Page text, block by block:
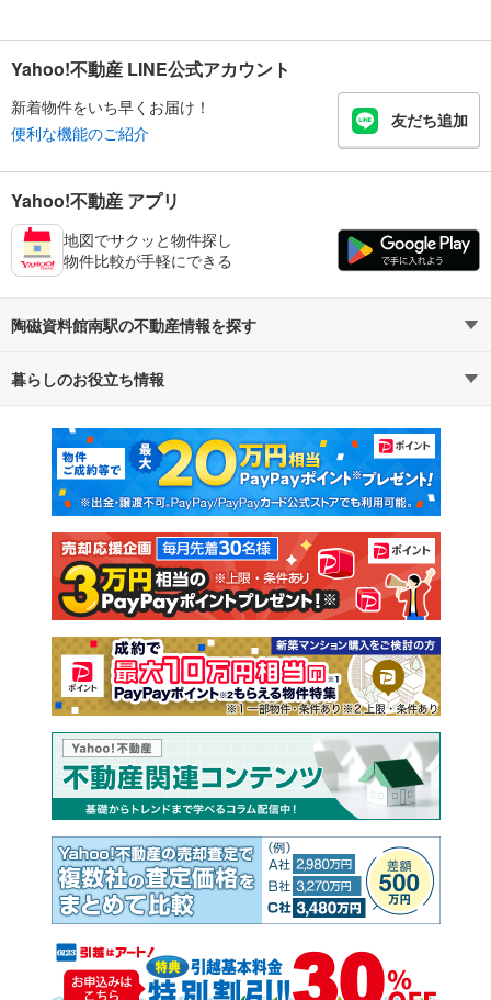
Yahoo!不動産 LINE公式アカウント
新着物件をいち早くお届け！
便利な機能のご紹介
友だち追加
Yahoo!不動産 アプリ
地図でサクッと物件探し
物件比較が手軽にできる
陶磁資料館南駅の不動産情報を探す
不動産・住宅
新築マンション 中古マンション
新築一戸建て 中古一戸建て
注文住宅 土地
売却査定
暮らしのお役立ち情報
マンションカタログ 教えて！住まいの先生